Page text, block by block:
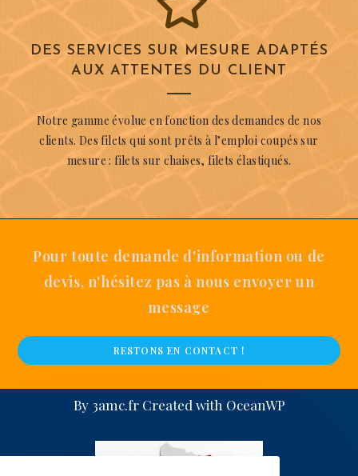
DES SERVICES SUR MESURE ADAPTÉS
AUX ATTENTES DU CLIENT
Notre gamme évolue en fonction des demandes de nos
clients. Des filets qui sont prêts à l’emploi coupés sur
mesure : filets sur chaises, filets élastiqués.
Pour toute demande d'information ou de
devis, n'hésitez pas à nous envoyer un
message
RESTONS EN CONTACT !
By 3amc.frCreated with OceanWP